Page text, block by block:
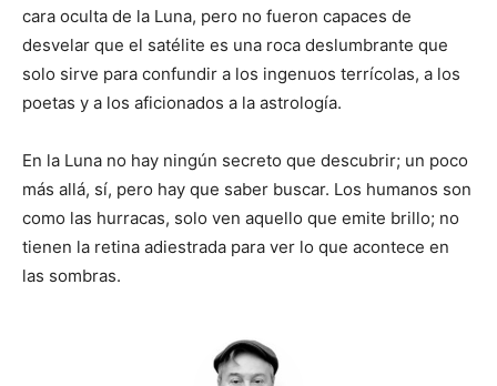
cara oculta de la Luna, pero no fueron capaces de
desvelar que el satélite es una roca deslumbrante que
solo sirve para confundir a los ingenuos terrícolas, a los
poetas y a los aficionados a la astrología.
En la Luna no hay ningún secreto que descubrir; un poco
más allá, sí, pero hay que saber buscar. Los humanos son
como las hurracas, solo ven aquello que emite brillo; no
tienen la retina adiestrada para ver lo que acontece en
las sombras.